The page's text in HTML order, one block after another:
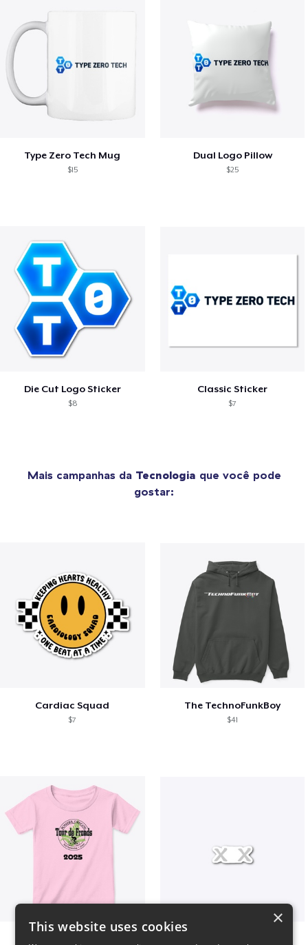
Type Zero Tech Mug
$15
Dual Logo Pillow
$25
Die Cut Logo Sticker
$8
Classic Sticker
$7
Mais campanhas da Tecnologia que você pode
gostar:
Cardiac Squad
$7
The TechnoFunkBoy
$41
×
This website uses cookies